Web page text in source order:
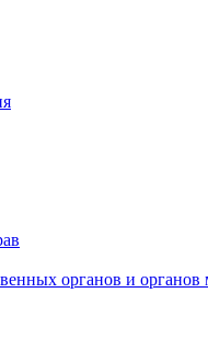
органов и